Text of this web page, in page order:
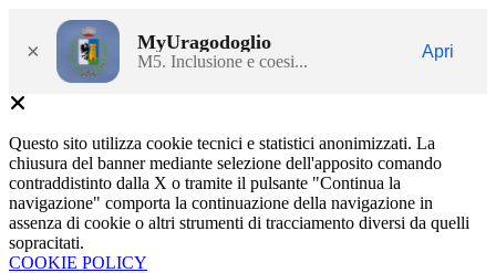
× MyUragodoglio
M5. Inclusione e coesi...
Apri
Questo sito utilizza cookie tecnici e statistici anonimizzati. La
chiusura del banner mediante selezione dell'apposito comando
contraddistinto dalla X o tramite il pulsante "Continua la
navigazione" comporta la continuazione della navigazione in
assenza di cookie o altri strumenti di tracciamento diversi da quelli
sopracitati.
COOKIE POLICY